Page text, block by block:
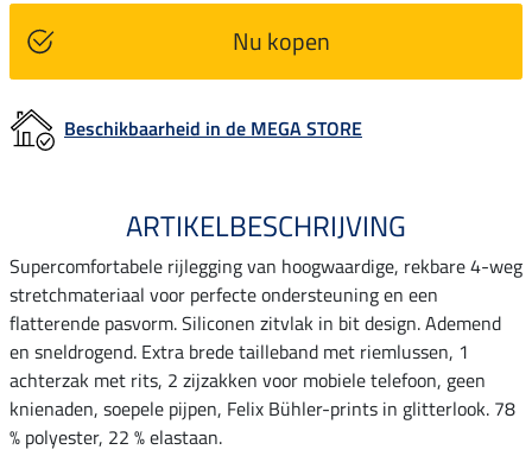
Nu kopen
Beschikbaarheid in de MEGA STORE
ARTIKELBESCHRIJVING
Supercomfortabele rijlegging van hoogwaardige, rekbare 4-weg
stretchmateriaal voor perfecte ondersteuning en een
flatterende pasvorm. Siliconen zitvlak in bit design. Ademend
en sneldrogend. Extra brede tailleband met riemlussen, 1
achterzak met rits, 2 zijzakken voor mobiele telefoon, geen
knienaden, soepele pijpen, Felix Bühler-prints in glitterlook. 78
% polyester, 22 % elastaan.